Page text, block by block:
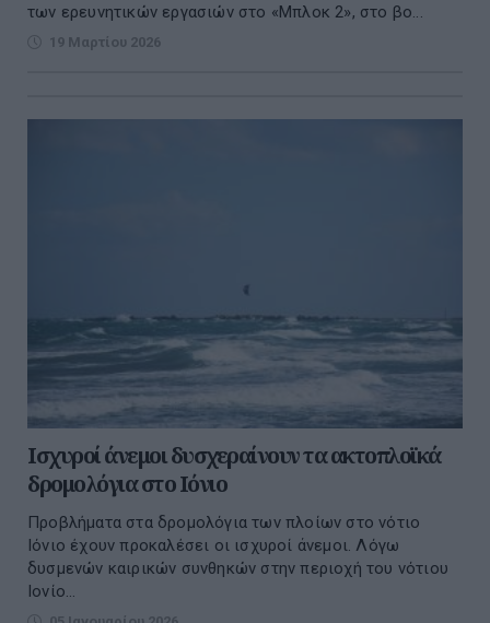
των ερευνητικών εργασιών στο «Μπλοκ 2», στο βο...
19 Μαρτίου 2026
Ισχυροί άνεμοι δυσχεραίνουν τα ακτοπλοϊκά
δρομολόγια στο Ιόνιο
Προβλήματα στα δρομολόγια των πλοίων στο νότιο
Ιόνιο έχουν προκαλέσει οι ισχυροί άνεμοι. Λόγω
δυσμενών καιρικών συνθηκών στην περιοχή του νότιου
Ιονίο...